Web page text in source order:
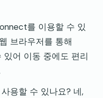
를 이용할 수 있
브라우저를 통해
어 이동 중에도 편리
용할 수 있나요? 네,